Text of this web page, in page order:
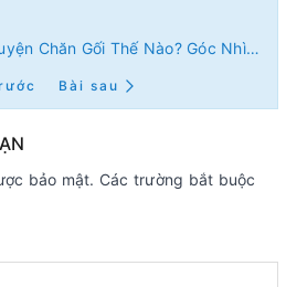
Rượu Ảnh Hưởng Đến Chuyện Chăn Gối Thế Nào? Góc Nhìn Khoa Học Và Thực Tế
Bài sau
bảo mật. Các trường bắt buộc